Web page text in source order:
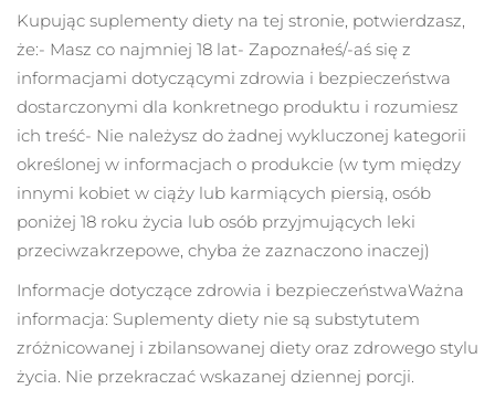
Kupując suplementy diety na tej stronie, potwierdzasz,
że:- Masz co najmniej 18 lat- Zapoznałeś/-aś się z
informacjami dotyczącymi zdrowia i bezpieczeństwa
dostarczonymi dla konkretnego produktu i rozumiesz
ich treść- Nie należysz do żadnej wykluczonej kategorii
określonej w informacjach o produkcie (w tym między
innymi kobiet w ciąży lub karmiących piersią, osób
poniżej 18 roku życia lub osób przyjmujących leki
przeciwzakrzepowe, chyba że zaznaczono inaczej)
Informacje dotyczące zdrowia i bezpieczeństwaWażna
informacja: Suplementy diety nie są substytutem
zróżnicowanej i zbilansowanej diety oraz zdrowego stylu
życia. Nie przekraczać wskazanej dziennej porcji.
Izrael
Oczekiwany czas dostawy
8/13/26
Włochy
Oczekiwany czas dostawy
8/9/26
Japonia
Oczekiwany czas dostawy
8/12/26
Jersey
8/14/26
Kazachstan
8/11/26
Kuwejt
Oczekiwany czas dostawy